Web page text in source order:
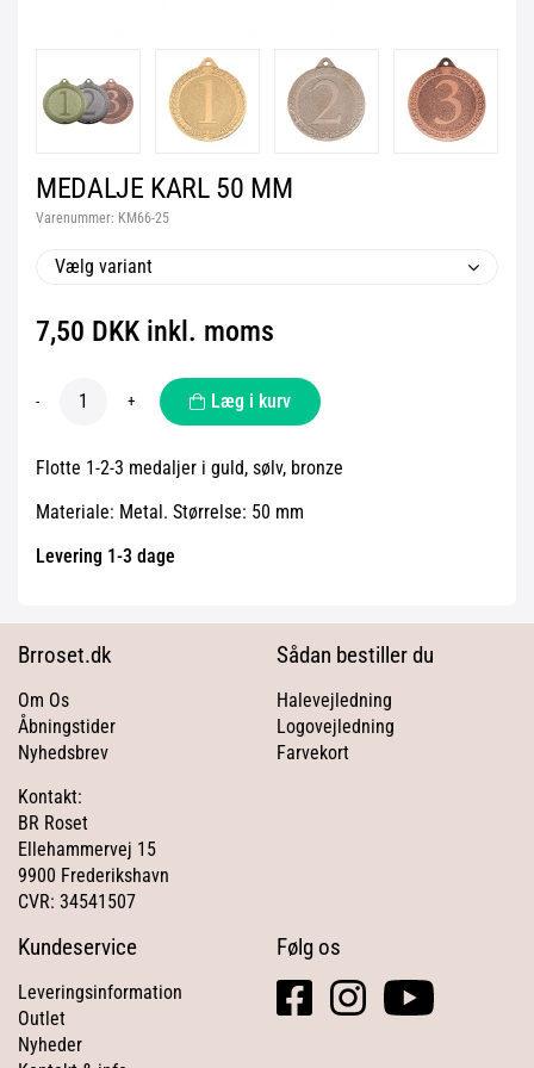
MEDALJE KARL 50 MM
Varenummer: KM66-25
Vælg variant
7,50 DKK inkl. moms
- + Læg i kurv
Flotte 1-2-3 medaljer i guld, sølv, bronze
Materiale: Metal. Størrelse: 50 mm
Levering 1-3 dage
Brroset.dk
Om Os
Åbningstider
Nyhedsbrev
Kontakt:
BR Roset
Ellehammervej 15
9900 Frederikshavn
CVR: 34541507
Sådan bestiller du
Halevejledning
Logovejledning
Farvekort
Kundeservice
Leveringsinformation
Outlet
Nyheder
Følg os
facebook
square
instagramyoutube